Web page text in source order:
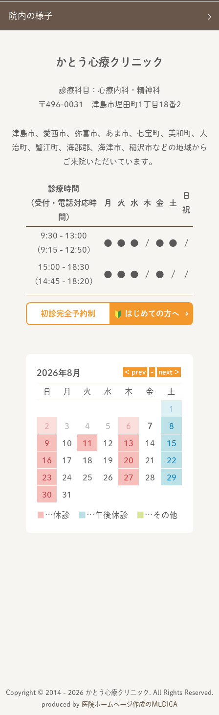
院内の様子
かとう心療クリニック
診療科目：心療内科・精神科
〒496-0031 津島市埋田町1丁目18番2
津島市、愛西市、弥富市、あま市、七宝町、美和町、大
治町、蟹江町、海部郡、海津市、稲沢市などの地域から
ご来院いただいています。
診療時間
(受付・電話対応時
間)
月 火 水 木 金 土
日
祝
9:30 - 13:00
(9:15 - 12:50)
● ● ● / ● ● /
15:00 - 18:30
(14:45 - 18:20)
● ● ● / ● / /
初診完全予約制 はじめての方へ
2026年8月
日 月 火 水 木 金 土
1
2 3 4 5 6 7 8
9 10 11 12 13 14 15
16 17 18 19 20 21 22
23 24 25 26 27 28 29
30 31
…休診 …午後休診 …その他
Copyright © 2014 - 2026 かとう心療クリニック. All Rights Reserved.
produced by 医院ホームページ作成のMEDICA